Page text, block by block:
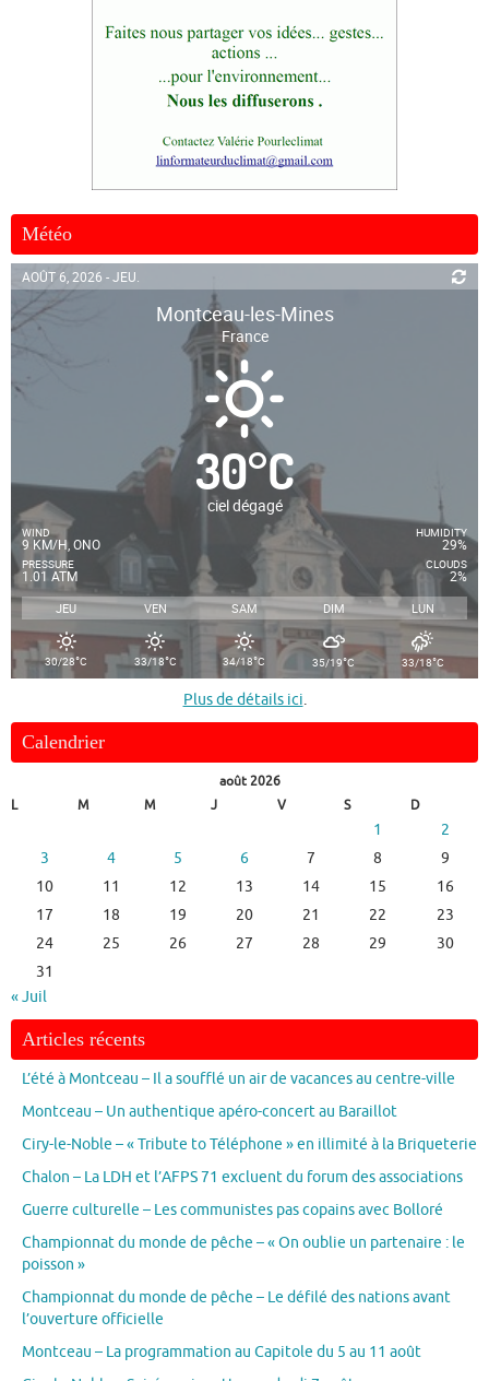
Météo
AOÛT 6, 2026 - JEU.
Montceau-les-Mines
France
30°C
ciel dégagé
WIND
9 KM/H, ONO
PRESSURE
1.01 ATM
HUMIDITY
29%
CLOUDS
2%
JEU VEN SAM DIM LUN
30/28°C 33/18°C 34/18°C 35/19°C 33/18°C
Plus de détails ici.
Calendrier
août 2026
L
M M J V S D
1
2
3
4 5 6 7 8
9
10
11 12 13 14 15
16
17
18 19 20 21 22
23
24
25 26 27 28 29
30
31
« Juil
Articles récents
L’été à Montceau – Il a soufflé un air de vacances au centre-ville
Montceau – Un authentique apéro-concert au Baraillot
Ciry-le-Noble – « Tribute to Téléphone » en illimité à la Briqueterie
Chalon – La LDH et l’AFPS 71 excluent du forum des associations
Guerre culturelle – Les communistes pas copains avec Bolloré
Championnat du monde de pêche – « On oublie un partenaire : le
poisson »
Championnat du monde de pêche – Le défilé des nations avant
l’ouverture officielle
Montceau – La programmation au Capitole du 5 au 11 août